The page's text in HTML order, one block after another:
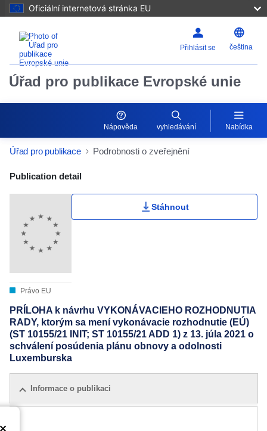
Oficiální internetová stránka EU
Přihlásit se čeština
Úřad pro publikace Evropské unie
Nápověda vyhledávání Nabídka
Úřad pro publikace Podrobnosti o zveřejnění
Publication Detail Actions Portlet
Publication detail
Právo EU
Stáhnout
PRÍLOHA k návrhu VYKONÁVACIEHO ROZHODNUTIA
RADY, ktorým sa mení vykonávacie rozhodnutie (EÚ)
(ST 10155/21 INIT; ST 10155/21 ADD 1) z 13. júla 2021 o
schválení posúdenia plánu obnovy a odolnosti
Luxemburska
Informace o publikaci